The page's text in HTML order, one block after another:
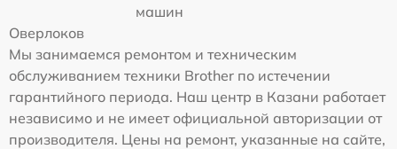
машин
Оверлоков
Мы занимаемся ремонтом и техническим
обслуживанием техники Brother по истечении
гарантийного периода. Наш центр в Казани работает
независимо и не имеет официальной авторизации от
производителя. Цены на ремонт, указанные на сайте,